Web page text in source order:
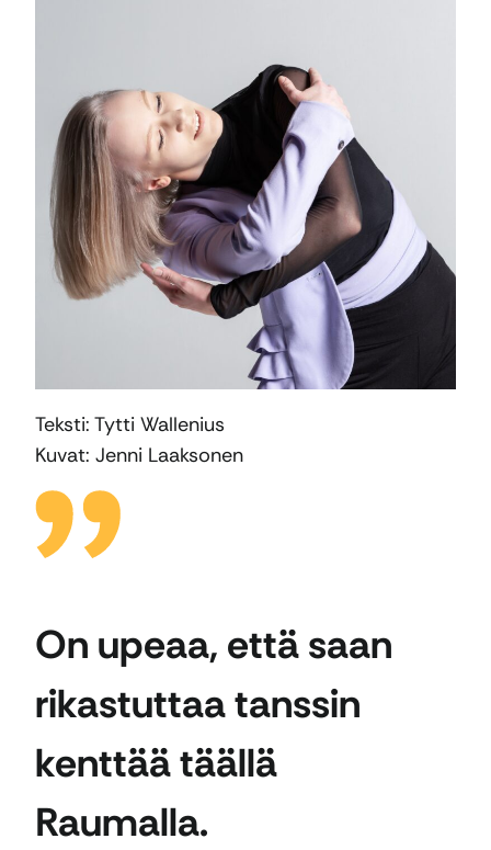
Teksti: Tytti Wallenius
Kuvat: Jenni Laaksonen
On upeaa, että saan
rikastuttaa tanssin
kenttää täällä
Raumalla.